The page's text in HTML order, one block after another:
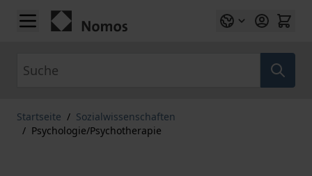
Zum Inhalt springen
Startseite / Sozialwissenschaften
/ Psychologie/Psychotherapie